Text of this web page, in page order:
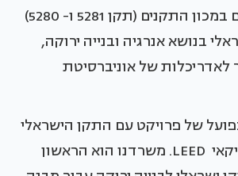
חבר וועדת מומחים במכון התקנים (תקן 5281 ו- 5280)
בנושא אנרגיה ובנייה ירוקה,
של אוניברסיטת
של פרויקט עם התקן הישראלי
5281 והתקן האמריקאי LEED. משרדנו הוא הראשון